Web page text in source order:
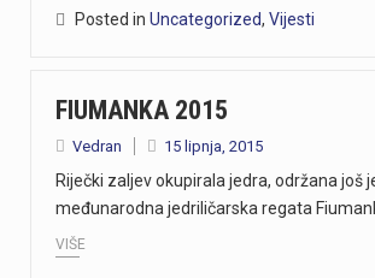
Posted in Uncategorized, Vijesti
FIUMANKA 2015
Vedran 15 lipnja, 2015
Riječki zaljev okupirala jedra, održana još
međunarodna jedriličarska regata
VIŠE